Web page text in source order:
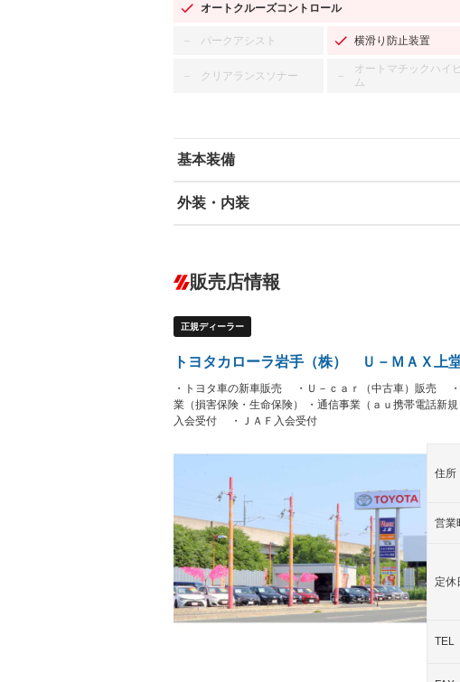
オートクルーズコントロール
－ パークアシスト 横滑り防止装置
－ クリアランスソナー －
オートマチックハイ
ム
基本装備
エアバッグ：運転席/助手席/サイド
－ ダウンヒルアシストコントロール
－ Bluetooth接続
－ レンタカーアップ － 展示・試乗車
外装・内装
オーディオ：ミュージックプレイヤー接続可
－
ヘッドライトウォッシャ
ー
LEDヘッドランプ － HID(キセノンライト)
ETC － エアロ
－ ランフラットタイヤ
－ フルフラットシート － チップアップシート
シートヒーター ウォークスルー
－ フロントカメラ － シートエアコン
－ ルーフレール － エアサスペンション
販売店情報
正規ディーラー
トヨタカローラ岩手（株） Ｕ－ＭＡＸ上
・トヨタ車の新車販売 ・Ｕ－ｃａｒ（中古車）販売
業（損害保険・生命保険） ・通信事業（ａｕ携帯電話
入会受付 ・ＪＡＦ入会受付
住所
営業
定休
TEL